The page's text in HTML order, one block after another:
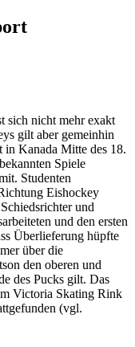
sich nicht mehr exakt
gilt aber gemeinhin
in Kanada Mitte des 18.
Spiele
Studenten
Eishockey
und
und den ersten
Überlieferung hüpfte
über die
den oberen und
des Pucks gilt. Das
Victoria Skating Rink
(vgl.